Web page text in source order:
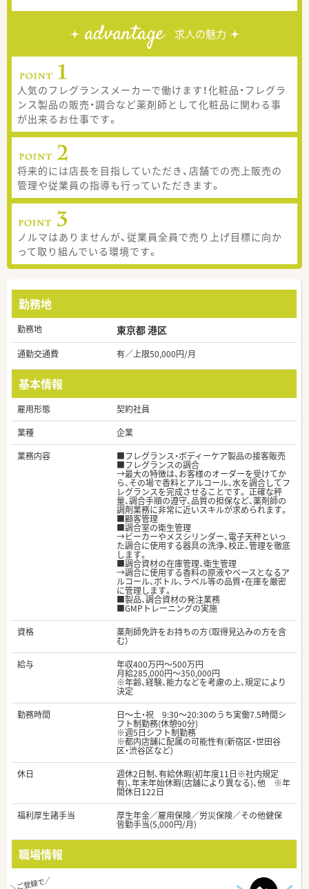
advantage 求人の魅力
人気のフレグランスメーカーで働けます！化粧品・フレグラ
ンス製品の販売・調合など薬剤師として化粧品に関わる事
が出来るお仕事です。
将来的には店長を目指していただき、店舗での売上販売の
管理や従業員の指導も行っていただきます。
ノルマはありませんが、従業員全員で売り上げ目標に向か
って取り組んでいる環境です。
勤務地
勤務地 東京都 港区
通勤交通費 有／上限50,000円/月
基本情報
雇用形態
契約社員
業種
企業
業務内容
■フレグランス・ボディーケア製品の接客販売
■フレグランスの調合
→最大の特徴は、お客様のオーダーを受けてか
ら、その場で香料とアルコール、水を調合してフ
レグランスを完成させることです。 正確な秤
量、調合手順の遵守、品質の担保など、薬剤師の
調剤業務に非常に近いスキルが求められます。
■顧客管理
■調合室の衛生管理
→ビーカーやメスシリンダー、電子天秤といっ
た調合に使用する器具の洗浄、校正、管理を徹底
します。
■調合資材の在庫管理、衛生管理
→調合に使用する香料の原液やベースとなるア
ルコール、ボトル、ラベル等の品質・在庫を厳密
に管理します。
■製品、調合資材の発注業務
■GMPトレーニングの実施
資格
薬剤師免許をお持ちの方（取得見込みの方を含
む）
給与
年収400万円～500万円
月給285,000円～350,000円
※年齢、経験、能力などを考慮の上、規定により
決定
勤務時間
日～土・祝 9:30～20:30のうち実働7.5時間シ
フト制勤務(休憩90分)
※週5日シフト制勤務
※都内店舗に配属の可能性有(新宿区・世田谷
区・渋谷区など)
休日
週休2日制、有給休暇(初年度11日※社内規定
有)、年末年始休暇(店舗により異なる)、他 ※年
間休日122日
福利厚生諸手当
厚生年金／雇用保険／労災保険／その他健保
皆勤手当(5,000円/月)
職場情報